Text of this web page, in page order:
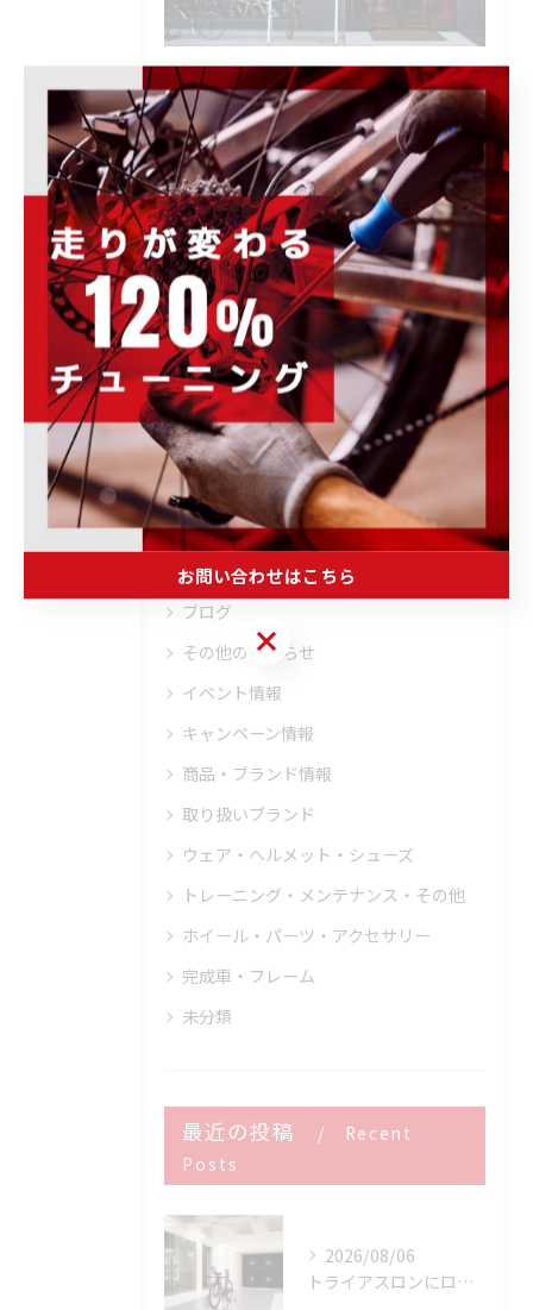
POWER-KIDS伊勢崎店で開催される各種イ
ベント、キャンペーンの情報をはじめ、お
すすめ商品の紹介や、様々なお知らせ事項
を発信します。ぜひ定期的にチェックして
下さい。
カテゴリー Categories
全てのカテゴリー
ロードバイク
メンテナンス
フィッティング
オーバーホール
トレーニング
ブログ
その他のお知らせ
イベント情報
キャンペーン情報
商品・ブランド情報
取り扱いブランド
ウェア・ヘルメット・シューズ
トレーニング・メンテナンス・その他
ホイール・パーツ・アクセサリー
完成車・フレーム
未分類
最近の投稿
Recent
Posts
2026/08/06
トライアスロンにロードバイクはどこまで使える？
お問い合わせはこちら
お問い合わせはこちら